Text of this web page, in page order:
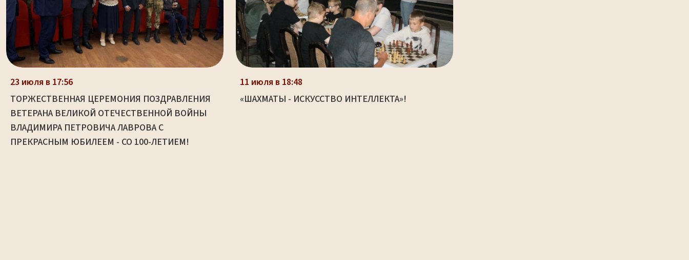
23 июля в 17:56
ТОРЖЕСТВЕННАЯ ЦЕРЕМОНИЯ ПОЗДРАВЛЕНИЯ
ВЕТЕРАНА ВЕЛИКОЙ ОТЕЧЕСТВЕННОЙ ВОЙНЫ
ВЛАДИМИРА ПЕТРОВИЧА ЛАВРОВА С
ПРЕКРАСНЫМ ЮБИЛЕЕМ - СО 100-ЛЕТИЕМ!
11 июля в 18:48
«ШАХМАТЫ - ИСКУССТВО ИНТЕЛЛЕКТА»!